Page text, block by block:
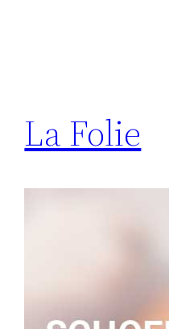
La Folie